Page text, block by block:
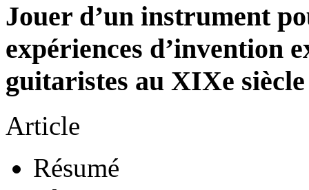
Jouer d’un instrument
expériences d’invention
guitaristes au XIXe siècle
Article
Résumé